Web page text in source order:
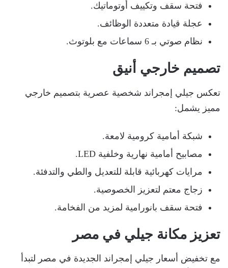
فتحة سقف وتكييف أوتوماتيك.
عجلة قيادة متعددة الوظائف.
نظام صوتي بـ 6 سماعات مع بلوتوث.
تصميم خارجي أنيق
تعكس جيلي إمجراند شخصية عصرية بتصميم خارجي
مميز يشمل:
شبكة أمامية كرومية لامعة.
مصابيح أمامية نهارية وخلفية LED.
مرايات كهربائية قابلة للتعديل والطي والتدفئة.
زجاج معتم لتعزيز الخصوصية.
فتحة سقف بانورامية لمزيد من الفخامة.
تعزيز مكانة جيلي في مصر
مع تخفيض أسعار جيلي إمجراند الجديدة في مصر لتبدأ